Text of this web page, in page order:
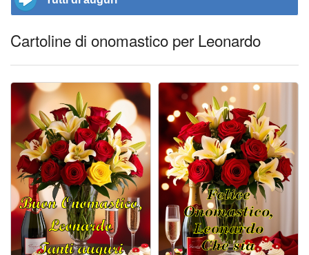
Cartoline di onomastico per Leonardo